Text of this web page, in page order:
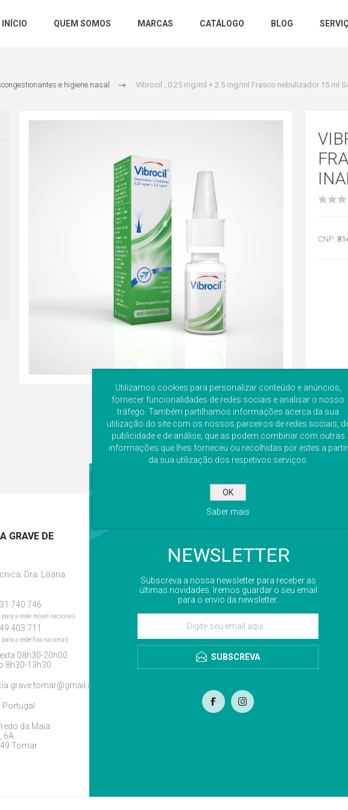
INÍCIO QUEM SOMOS MARCAS CATÁLOGO BLOG
e higiene nasal Vibrocil , 0.25 mg/ml + 2.5 mg/ml Frasco nebulizador 15 ml
CNP:
NEWSLETTER
Subscreva a nossa newsletter para receber as
últimas novidades. Iremos guardar o seu email
para o envio da newsletter.
SUBSCREVA
GRAVE DE
Dra. Liliana
740 746
para a rede móvel nacional)
403 711
para a rede fixa nacional)
08h30-20h00
8h30-13h30
da Maia
6A
Tomar
Utilizamos cookies para personalizar conteúdo e anúncios,
fornecer funcionalidades de redes sociais e analisar o nosso
tráfego. Também partilhamos informações acerca da sua
utilização do site com os nossos parceiros de redes sociais,
publicidade e de análise, que as podem combinar com outras
informações que lhes forneceu ou recolhidas por estes a partir
da sua utilização dos respetivos serviços.
OK
Saber mais